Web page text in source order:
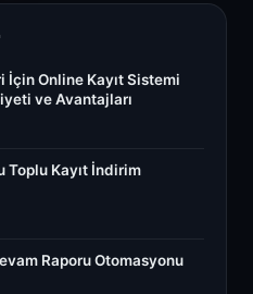
İçin Online Kayıt Sistemi
ve Avantajları
Toplu Kayıt İndirim
Raporu Otomasyonu